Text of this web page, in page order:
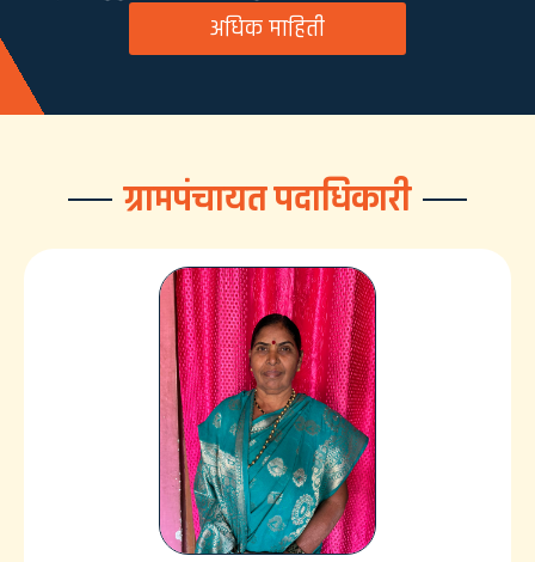
अधिक माहिती
ग्रामपंचायत पदाधिकारी